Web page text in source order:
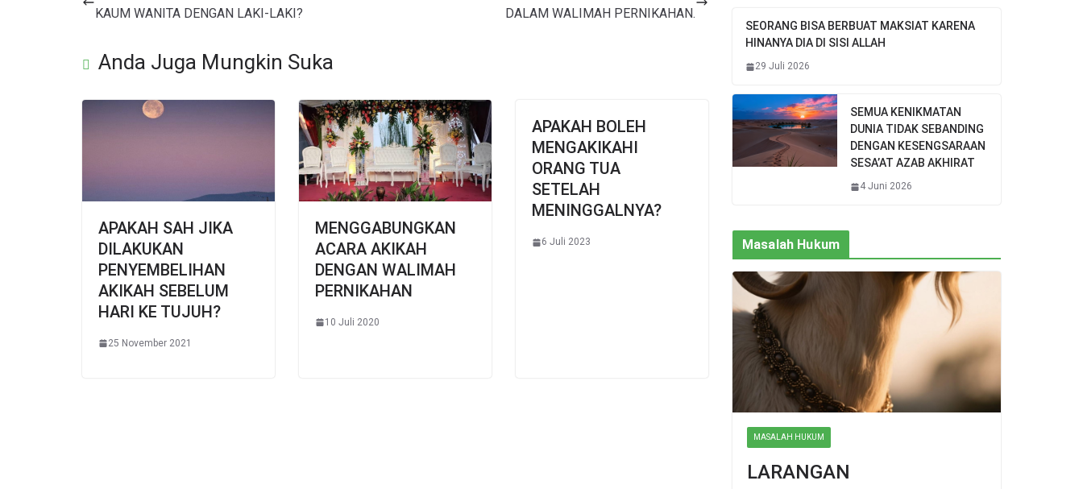
KAUM WANITA DENGAN LAKI-LAKI?
DALAM WALIMAH PERNIKAHAN.
Anda Juga Mungkin Suka
APAKAH SAH JIKA
DILAKUKAN
PENYEMBELIHAN
AKIKAH SEBELUM
HARI KE TUJUH?
25 November 2021
MENGGABUNGKAN
ACARA AKIKAH
DENGAN WALIMAH
PERNIKAHAN
10 Juli 2020
APAKAH BOLEH
MENGAKIKAHI
ORANG TUA
SETELAH
MENINGGALNYA?
6 Juli 2023
SEORANG BISA BERBUAT MAKSIAT KARENA
HINANYA DIA DI SISI ALLAH
29 Juli 2026
SEMUA KENIKMATAN
DUNIA TIDAK SEBANDING
DENGAN KESENGSARAAN
SESA’AT AZAB AKHIRAT
4 Juni 2026
Masalah Hukum
MASALAH HUKUM
LARANGAN